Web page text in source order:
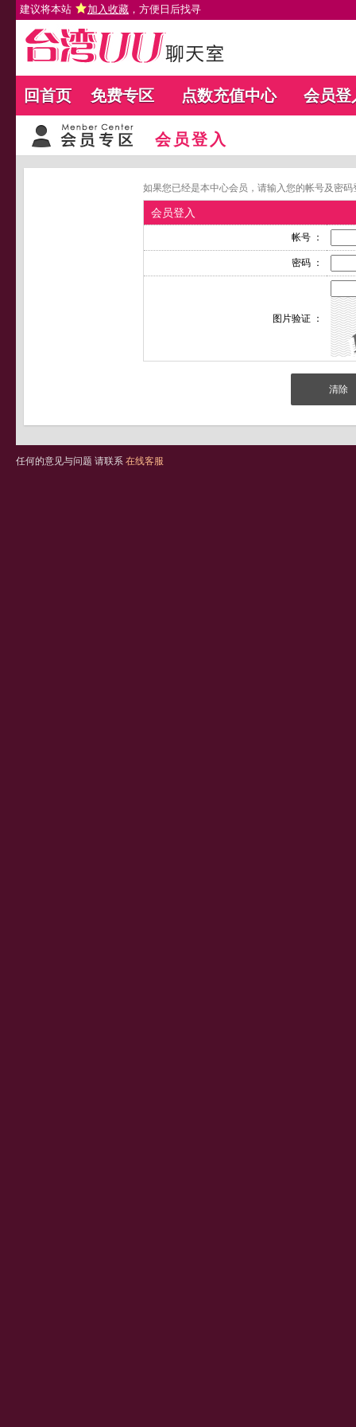
建议将本站 加入收藏 ，方便日后找寻
回首页 免费专区 点数充值中心 会员登
会员登入
如果您已经是本中心会员，请输入您的帐号及密
会员登入
帐号 ：
密码 ：
图片验证 ：
任何的意见与问题 请联系 在线客服